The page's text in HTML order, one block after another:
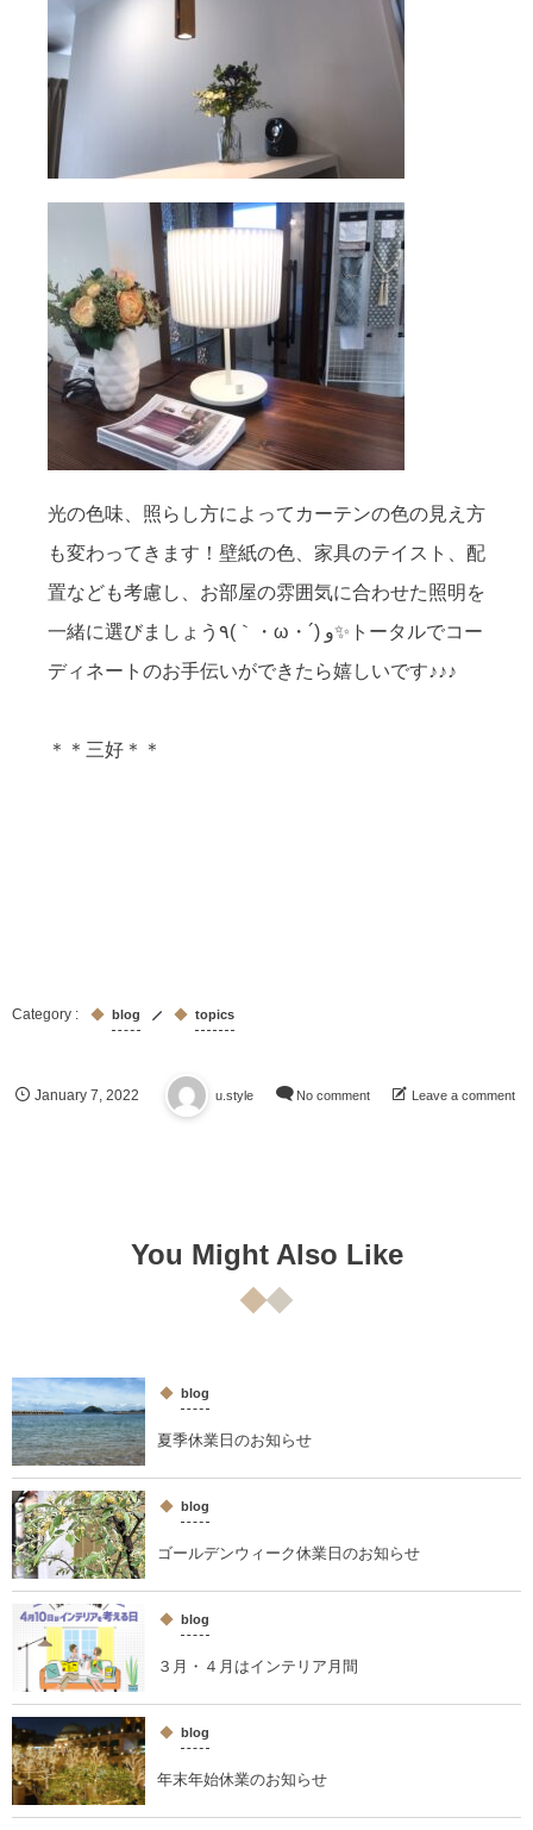
光の色味、照らし方によってカーテンの色の見え方
も変わってきます！壁紙の色、家具のテイスト、配
置なども考慮し、お部屋の雰囲気に合わせた照明を
一緒に選びましょう٩(｀・ω・´) و✨トータルでコー
ディネートのお手伝いができたら嬉しいです♪♪♪
＊＊三好＊＊
blog topics
January 7 ,2022 u.style No comment Leave a comment
You Might Also Like
blog
夏季休業日のお知らせ
blog
ゴールデンウィーク休業日のお知らせ
blog
３月・４月はインテリア月間
blog
年末年始休業のお知らせ